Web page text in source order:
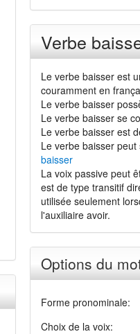
Verbe
Le verbe baisser est
couramment en
Le verbe baisser
Le verbe baisser se
Le verbe baisser est
Le verbe baisser
baisser
La voix passive peut
est de type transitif
utilisée seulement
l'auxiliaire avoir.
Options du
Forme pronominale:
Choix de la voix: